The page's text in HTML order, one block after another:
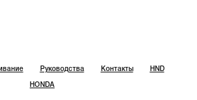
Руководства Контакты HND
HONDA